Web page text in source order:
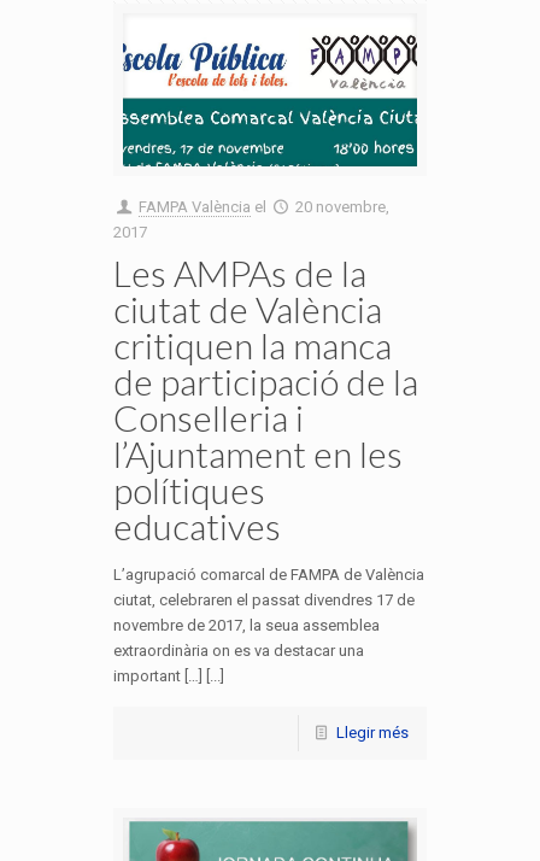
FAMPA València el
20 novembre,
2017
Les AMPAs de la
ciutat de València
critiquen la manca
de participació de la
Conselleria i
l’Ajuntament en les
polítiques
educatives
L’agrupació comarcal de FAMPA de València
ciutat, celebraren el passat divendres 17 de
novembre de 2017, la seua assemblea
extraordinària on es va destacar una
important […] [...]
Llegir més